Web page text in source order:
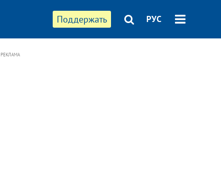
Поддержать РУС
РЕКЛАМА